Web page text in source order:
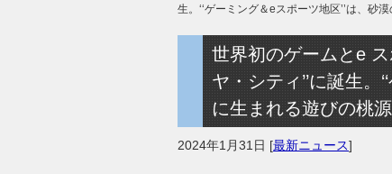
生。‘‘ゲーミング＆eスポーツ地区’’は、砂
世界初のゲームとe ス
ヤ・シティ’’に誕生。
に生まれる遊びの桃
2024年1月31日 [最新ニュース]